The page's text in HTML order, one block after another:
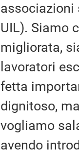
associazioni
UIL). Siamo
migliorata,
lavoratori
fetta
dignitoso,
vogliamo
avendo